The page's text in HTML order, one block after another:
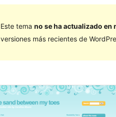
Este tema no se ha actualizado en
versiones más recientes de